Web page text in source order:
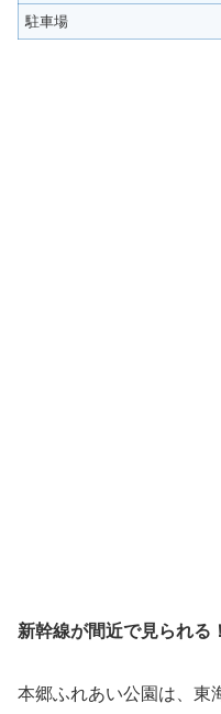
駐車場
新幹線が間近で見られる！
本郷ふれあい公園は、東